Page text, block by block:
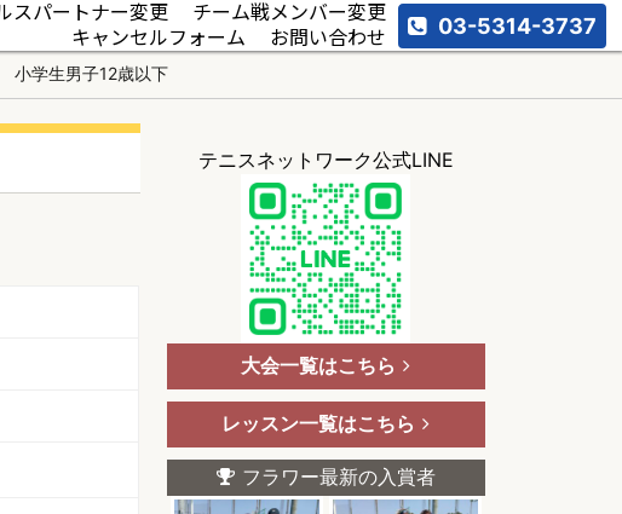
スパートナー変更
チーム戦メンバー変更
キャンセルフォーム
お問い合わせ 03-5314-3737
学生男子12歳以下
テニスネットワーク公式LINE
大会一覧はこちら
レッスン一覧はこちら
フラワー最新の入賞者